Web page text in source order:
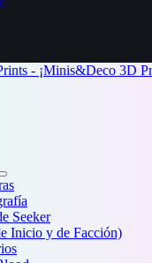
Seeker
Inicio y de Facción)